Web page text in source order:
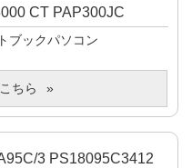
CT PAP300JC
ブックパソコン
ちら
3 PS18095C3412